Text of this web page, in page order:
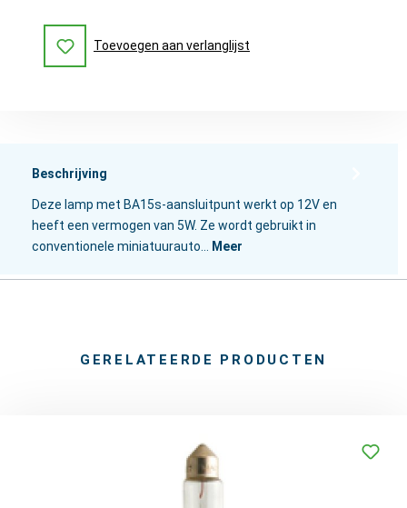
Toevoegen aan verlanglijst
Beschrijving
Deze lamp met BA15s-aansluitpunt werkt op 12V en
heeft een vermogen van 5W. Ze wordt gebruikt in
conventionele miniatuurauto…
Meer
GERELATEERDE PRODUCTEN